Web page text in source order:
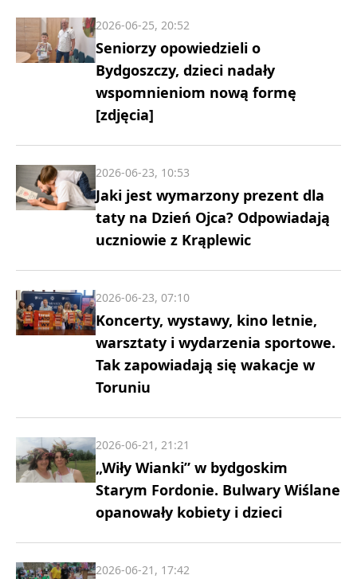
Seniorzy opowiedzieli o
Bydgoszczy, dzieci nadały
wspomnieniom nową formę
[zdjęcia]
2026-06-25, 20:52
Jaki jest wymarzony prezent dla
taty na Dzień Ojca? Odpowiadają
uczniowie z Krąplewic
2026-06-23, 10:53
Koncerty, wystawy, kino letnie,
warsztaty i wydarzenia sportowe.
Tak zapowiadają się wakacje w
Toruniu
2026-06-23, 07:10
„Wiły Wianki” w bydgoskim
Starym Fordonie. Bulwary Wiślane
opanowały kobiety i dzieci
2026-06-21, 21:21
2026-06-21, 17:42